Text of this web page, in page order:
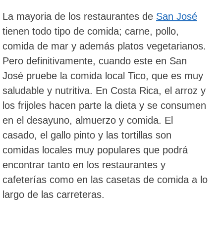
La mayoria de los restaurantes de San José
tienen todo tipo de comida; carne, pollo,
comida de mar y además platos vegetarianos.
Pero definitivamente, cuando este en San
José pruebe la comida local Tico, que es muy
saludable y nutritiva. En Costa Rica, el arroz y
los frijoles hacen parte la dieta y se consumen
en el desayuno, almuerzo y comida. El
casado, el gallo pinto y las tortillas son
comidas locales muy populares que podrá
encontrar tanto en los restaurantes y
cafeterías como en las casetas de comida a lo
largo de las carreteras.